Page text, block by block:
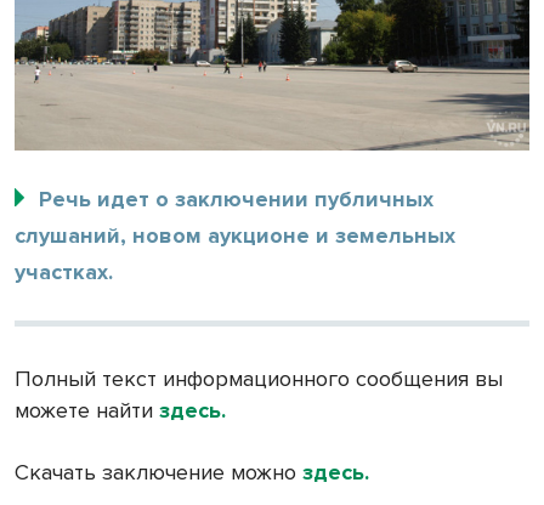
Речь идет о заключении публичных
слушаний, новом аукционе и земельных
участках.
Полный текст информационного сообщения вы
можете найти здесь.
Скачать заключение можно здесь.